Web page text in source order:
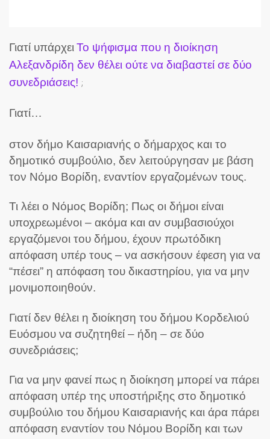
Γιατί υπάρχει Το ψήφισμα που η διοίκηση
Αλεξανδρίδη δεν θέλει ούτε να διαβαστεί σε δύο
συνεδριάσεις! ;
Γιατί…
στον δήμο Καισαριανής ο δήμαρχος και το
δημοτικό συμβούλιο, δεν λειτούργησαν με βάση
τον Νόμο Βορίδη, εναντίον εργαζομένων τους.
Τι λέει ο Νόμος Βορίδη; Πως οι δήμοι είναι
υποχρεωμένοι – ακόμα και αν συμβασιούχοι
εργαζόμενοι του δήμου, έχουν πρωτόδικη
απόφαση υπέρ τους – να ασκήσουν έφεση για να
“πέσει” η απόφαση του δικαστηρίου, για να μην
μονιμοποιηθούν.
Γιατί δεν θέλει η διοίκηση του δήμου Κορδελιού
Ευόσμου να συζητηθεί – ήδη – σε δύο
συνεδριάσεις;
Για να μην φανεί πως η διοίκηση μπορεί να πάρει
απόφαση υπέρ της υποστήριξης στο δημοτικό
συμβούλιο του δήμου Καισαριανής και άρα πάρει
απόφαση εναντίον του Νόμου Βορίδη και των